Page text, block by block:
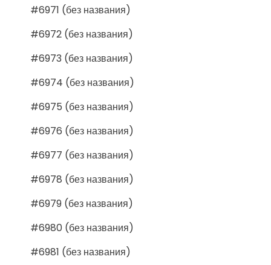
#6971 (без названия)
#6972 (без названия)
#6973 (без названия)
#6974 (без названия)
#6975 (без названия)
#6976 (без названия)
#6977 (без названия)
#6978 (без названия)
#6979 (без названия)
#6980 (без названия)
#6981 (без названия)